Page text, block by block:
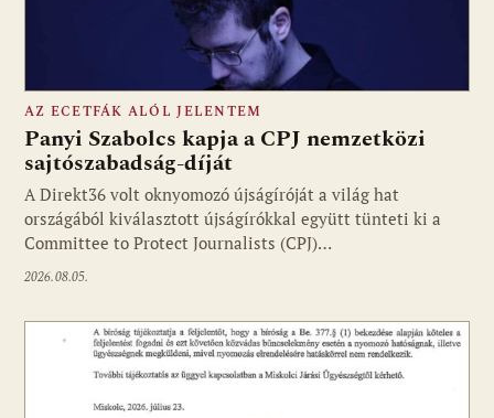
Fotó: media1.hu
AZ ECETFÁK ALÓL JELENTEM
Panyi Szabolcs kapja a CPJ nemzetközi
sajtószabadság-díját
A Direkt36 volt oknyomozó újságíróját a világ hat
országából kiválasztott újságírókkal együtt tünteti ki a
Committee to Protect Journalists (CPJ)…
2026.08.05.